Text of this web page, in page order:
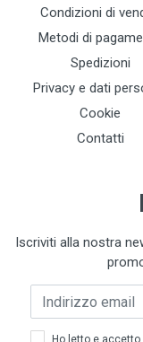
Condizioni di
Metodi di
Spedizioni
Privacy e dati
Cookie
Contatti
Iscriviti alla nostra
Ho letto e accetto